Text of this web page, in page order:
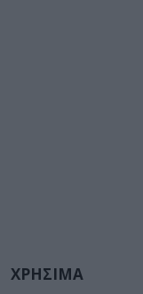
ΧΡΗΣΙΜΑ